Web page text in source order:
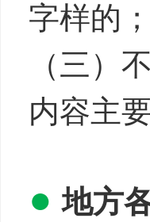
字样的；
（三）
内容主
●地方